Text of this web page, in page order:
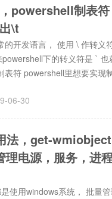
powershell制表
\t
开发语言， 使用 \ 作转义
下的转义符是 `
表符 powershell里想要实现
06-30
法，get-
电源，服务，进
使用windows系统， 批量